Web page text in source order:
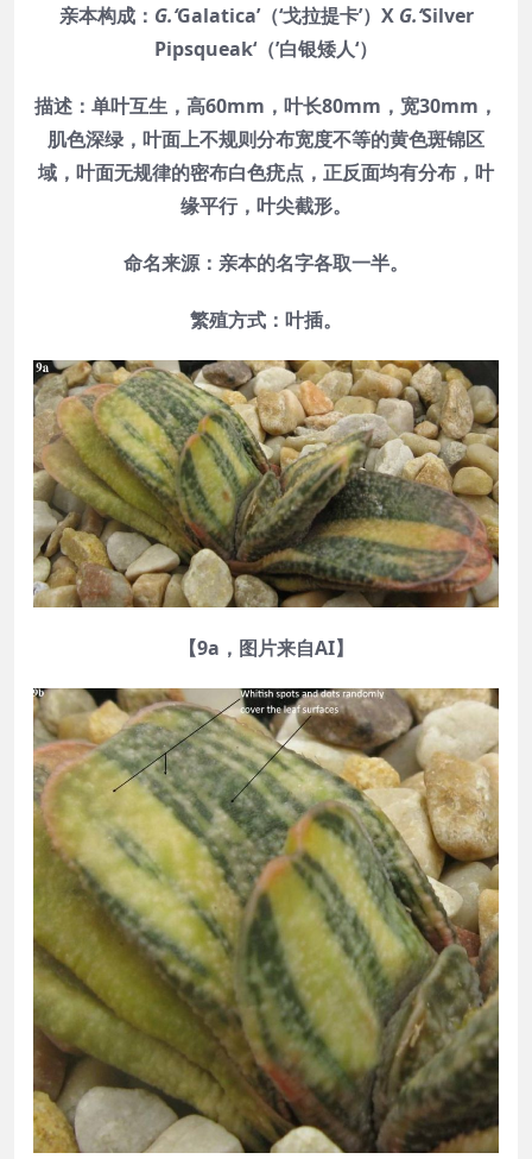
亲本构成： G.‘Galatica’（‘戈拉提卡’）X G.‘Silver
Pipsqueak‘（’白银矮人‘）
描述：单叶互生，高60mm，叶长80mm，宽30mm，
肌色深绿，叶面上不规则分布宽度不等的黄色斑锦区
域，叶面无规律的密布白色疣点，正反面均有分布，叶
缘平行，叶尖截形。
命名来源：亲本的名字各取一半。
繁殖方式：叶插。
【9a，图片来自AI】